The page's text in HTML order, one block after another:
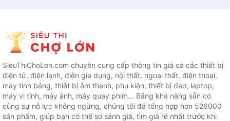
SieuThiChoLon.com chuyên cung cấp thông tin giá cả các thiết bị
điện tử, điện lạnh, điện gia dụng, nội thất, ngoại thất, điện thoại,
máy tính bảng, thiết bị âm thanh, phụ kiện, thiết bị đeo, laptop,
máy vi tính, máy ảnh, máy quay phim... Bằng khả năng sẵn có
cùng sự nỗ lực không ngừng, chúng tôi đã tổng hợp hơn 526000
sản phẩm, giúp bạn có thể so sánh giá, tìm giá rẻ nhất trước khi